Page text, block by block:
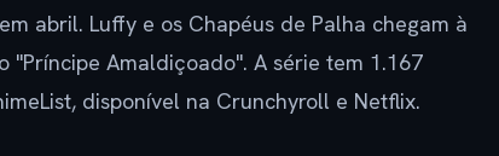
abril. Luffy e os Chapéus de Palha chegam à
"Príncipe Amaldiçoado". A série tem 1.167
disponível na Crunchyroll e Netflix.